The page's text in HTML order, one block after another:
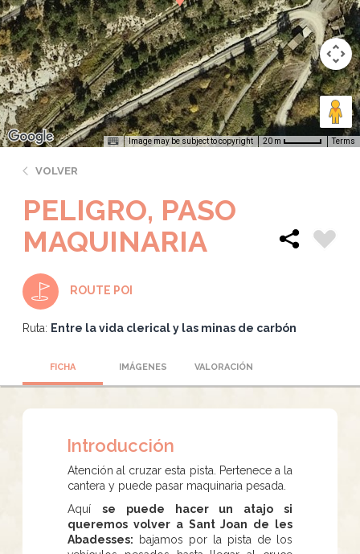
Image may be subject to copyright 20 m Terms
VOLVER
PELIGRO, PASO
MAQUINARIA
ROUTE POI
Ruta: Entre la vida clerical y las minas de carbón
FICHA IMÁGENES VALORACIÓN
Introducción
Atención al cruzar esta pista. Pertenece a la
cantera y puede pasar maquinaria pesada.
Aquí se puede hacer un atajo si
queremos volver a Sant Joan de les
Abadesses: bajamos por la pista de los